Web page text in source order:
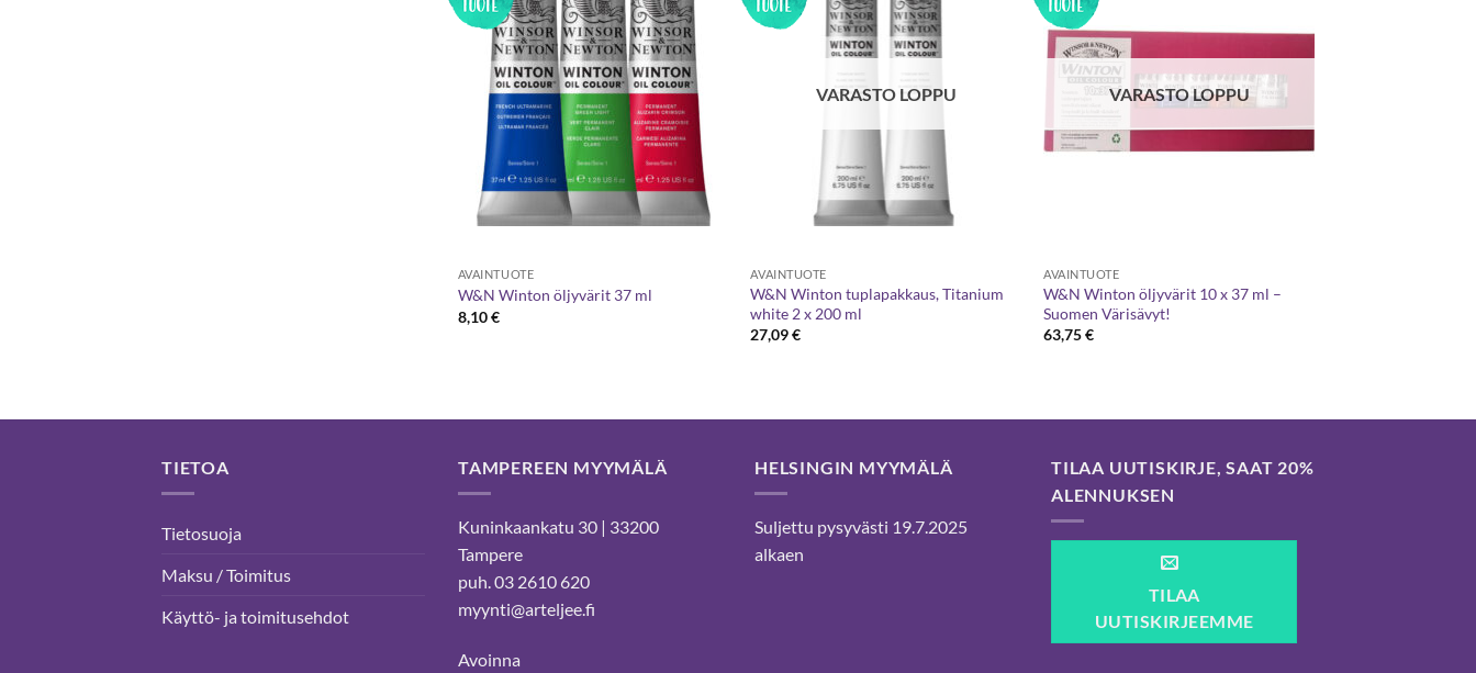
AVAINTUOTE
W&N Winton öljyvärit 37 ml
8,10€
VARASTO LOPPU
AVAINTUOTE
W&N Winton tuplapakkaus, Titanium
white 2 x 200 ml
27,09€
VARASTO LOPPU
AVAINTUOTE
W&N Winton öljyvärit 10 x 37 ml –
Suomen Värisävyt!
63,75€
TIETOA
Tietosuoja
Maksu / Toimitus
Käyttö- ja toimitusehdot
TAMPEREEN MYYMÄLÄ
Kuninkaankatu 30 | 33200
Tampere
puh. 03 2610 620
myynti@arteljee.fi
Avoinna
HELSINGIN MYYMÄLÄ
Suljettu pysyvästi 19.7.2025
alkaen
TILAA UUTISKIRJE, SAAT 20%
ALENNUKSEN
TILAA
UUTISKIRJEEMME